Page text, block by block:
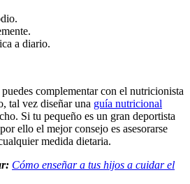
a diario.
complementar con el nutricionista
tal vez diseñar una guía nutricional
Si tu pequeño es un gran deportista
ello el mejor consejo es asesorarse
medida dietaria.
Cómo enseñar a tus hijos a cuidar el